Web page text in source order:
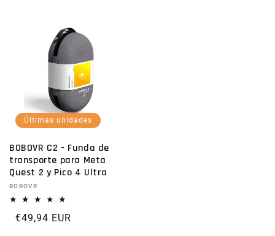
Últimas unidades
BOBOVR C2 - Funda de
transporte para Meta
Quest 2 y Pico 4 Ultra
Proveedor:
BOBOVR
Precio habitual
€49,94 EUR